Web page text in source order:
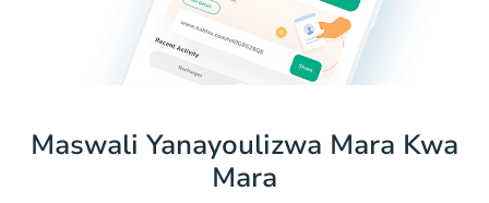
Maswali Yanayoulizwa Mara Kwa
Mara